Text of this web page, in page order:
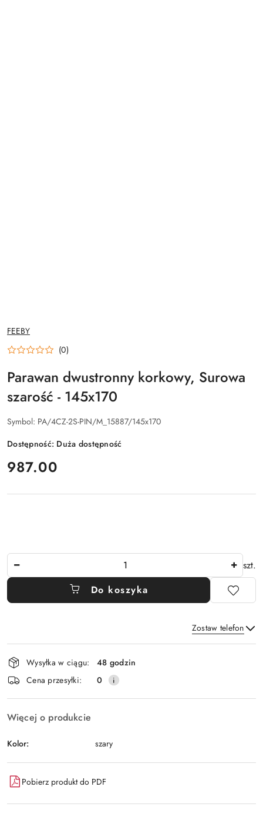
NAZWA
PRODUCENTA:
FEEBY
(0)
Parawan dwustronny korkowy, Surowa
szarość - 145x170
Symbol: PA/4CZ-2S-PIN/M_15887/145x170
Dostępność: Duża dostępność
cena:
987.00
szt.
Do koszyka
Zostaw telefon
Wyślij
Dostępność
i
dostawa
Wysyłka w ciągu:
48 godzin
Cena przesyłki:
0
Więcej o produkcie
Kolor: szary
Pobierz produkt do PDF